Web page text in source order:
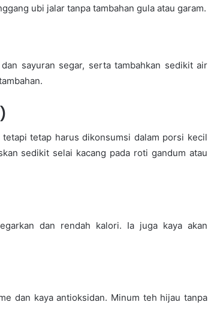
ubi jalar tanpa tambahan gula atau garam.
sayuran segar, serta tambahkan sedikit air
tetap harus dikonsumsi dalam porsi kecil
sedikit selai kacang pada roti gandum atau
dan rendah kalori. Ia juga kaya akan
dan kaya antioksidan. Minum teh hijau tanpa